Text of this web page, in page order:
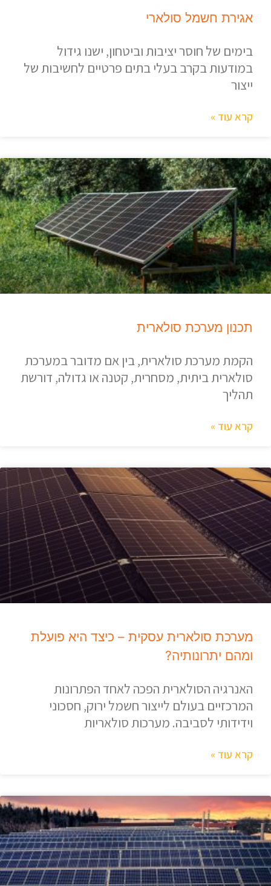
אגירת חשמל סולארי
בימים של חוסר יציבות וביטחון, ישנו גידול
במודעות בקרב בעלי בתים פרטיים לחשיבות של
ייצור
קרא עוד »
תכנון מערכת סולארית
הקמת מערכת סולארית, בין אם מדובר במערכת
סולארית ביתית, מסחרית, קטנה או גדולה, דורשת
תהליך
קרא עוד »
מערכת סולארית עסקית – כיצד היא פועלת
ומהם יתרונותיה?
האנרגיה הסולארית הפכה לאחד הפתרונות
המרכזיים בעולם לייצור חשמל ירוק, חסכוני
וידידותי לסביבה. מערכות סולאריות
קרא עוד »